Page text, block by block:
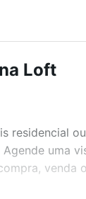
Loft
residencial
uma
venda